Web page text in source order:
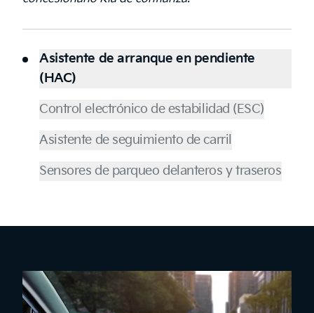
Asistente de arranque en pendiente
(HAC)
Control electrónico de estabilidad (ESC)
Asistente de seguimiento de carril
Sensores de parqueo delanteros y traseros